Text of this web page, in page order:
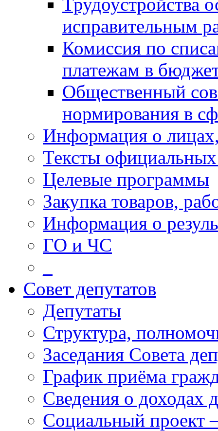
исправительным
Комиссия по
платежам в
Общественный
нормирования в
Информация о
Тексты
Целевые программы
Закупка товаров,
Информация о
ГО и ЧС
Совет депутатов
Депутаты
Структура,
Заседания Совета
График приёма
Сведения о доходах
Социальный проект